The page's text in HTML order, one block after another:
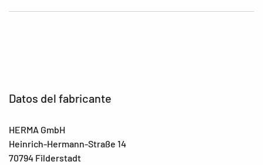
Datos del fabricante
HERMA GmbH
Heinrich-Hermann-Straße 14
70794 Filderstadt